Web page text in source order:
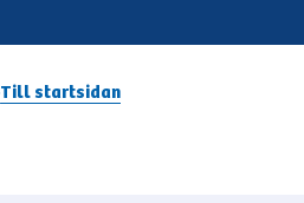
Till startsidan